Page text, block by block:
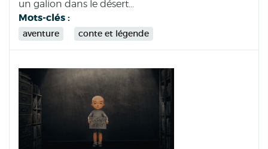
un galion dans le désert...
Mots-clés :
aventure conte et légende